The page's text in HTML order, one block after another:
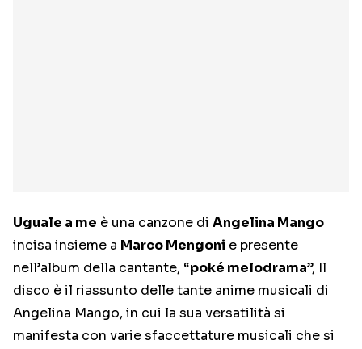
Uguale a me è una canzone di Angelina Mango
incisa insieme a Marco Mengoni e presente
nell’album della cantante, “poké melodrama”, Il
disco è il riassunto delle tante anime musicali di
Angelina Mango, in cui la sua versatilità si
manifesta con varie sfaccettature musicali che si